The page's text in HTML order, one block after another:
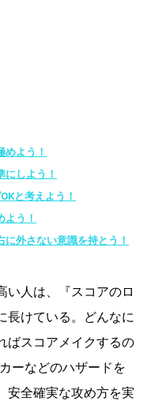
めよう！
にしよう！
と考えよう！
よう！
に外さない意識を持とう！
い人は、『スコアのロ
長けている。どんなに
ばスコアメイクするの
ーなどのハザードを
安全確実な攻め方を実